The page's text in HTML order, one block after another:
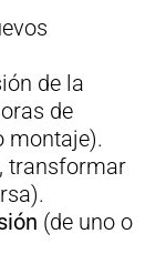
de la
de
montaje).
transformar
(de uno o